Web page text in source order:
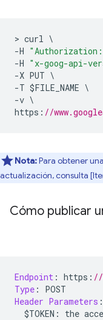
> curl \
-H "Authorization:
-H "x-goog-api-
-X PUT \
-T $FILE_NAME \
-v \
https : //
Nota:Para obtener
actualización, consulta
Cómo publicar
Endpoint : https : //
Type :
POST
Header Parameters :
$TOKEN : the